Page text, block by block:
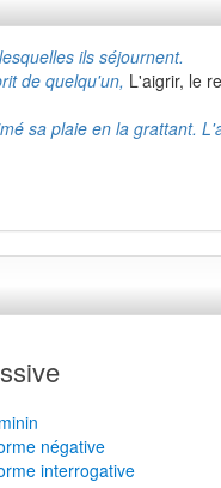
ils séjournent.
de quelqu'un, L'aigrir, le
sa plaie en la grattant.
négative
interrogative